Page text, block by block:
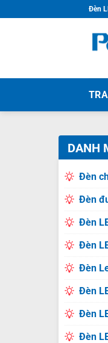
to
Đèn
DANH
Đèn
Đèn
Đèn
Đèn
Đèn
Đèn
Đèn
Đèn